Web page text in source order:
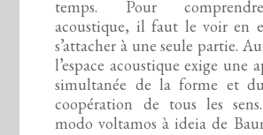
temps. Pour
acoustique, il faut le voir en
s’attacher à une seule partie.
l’espace acoustique exige une
simultanée de la forme et
coopération de tous les
modo voltamos à ideia de